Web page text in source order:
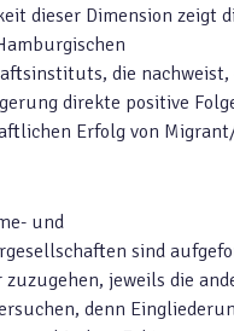
dieser Dimension zeigt
die nachweist,
direkte positive
Erfolg von
und
sind
jeweils die
denn